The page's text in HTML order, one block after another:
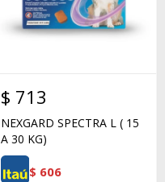
$ 713
NEXGARD SPECTRA L ( 15
A 30 KG)
$ 606